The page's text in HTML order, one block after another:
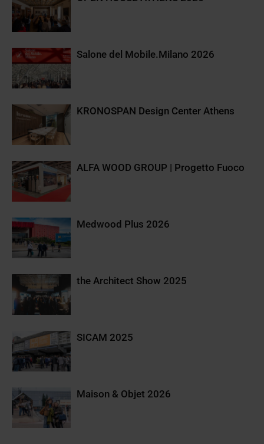
Salone del Mobile.Milano 2026
KRONOSPAN Design Center Athens
ALFA WOOD GROUP | Progetto Fuoco
Medwood Plus 2026
the Architect Show 2025
SICAM 2025
Maison & Objet 2026